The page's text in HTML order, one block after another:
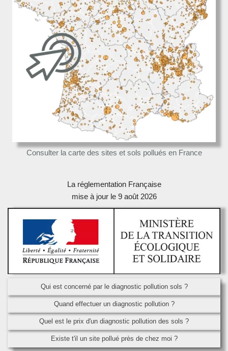
Consulter la carte des sites et sols pollués en France
La réglementation Française
mise à jour le 9 août 2026
Qui est concerné par le diagnostic pollution sols ?
Quand effectuer un diagnostic pollution ?
Quel est le prix d'un diagnostic pollution des sols ?
Existe t'il un site pollué près de chez moi ?